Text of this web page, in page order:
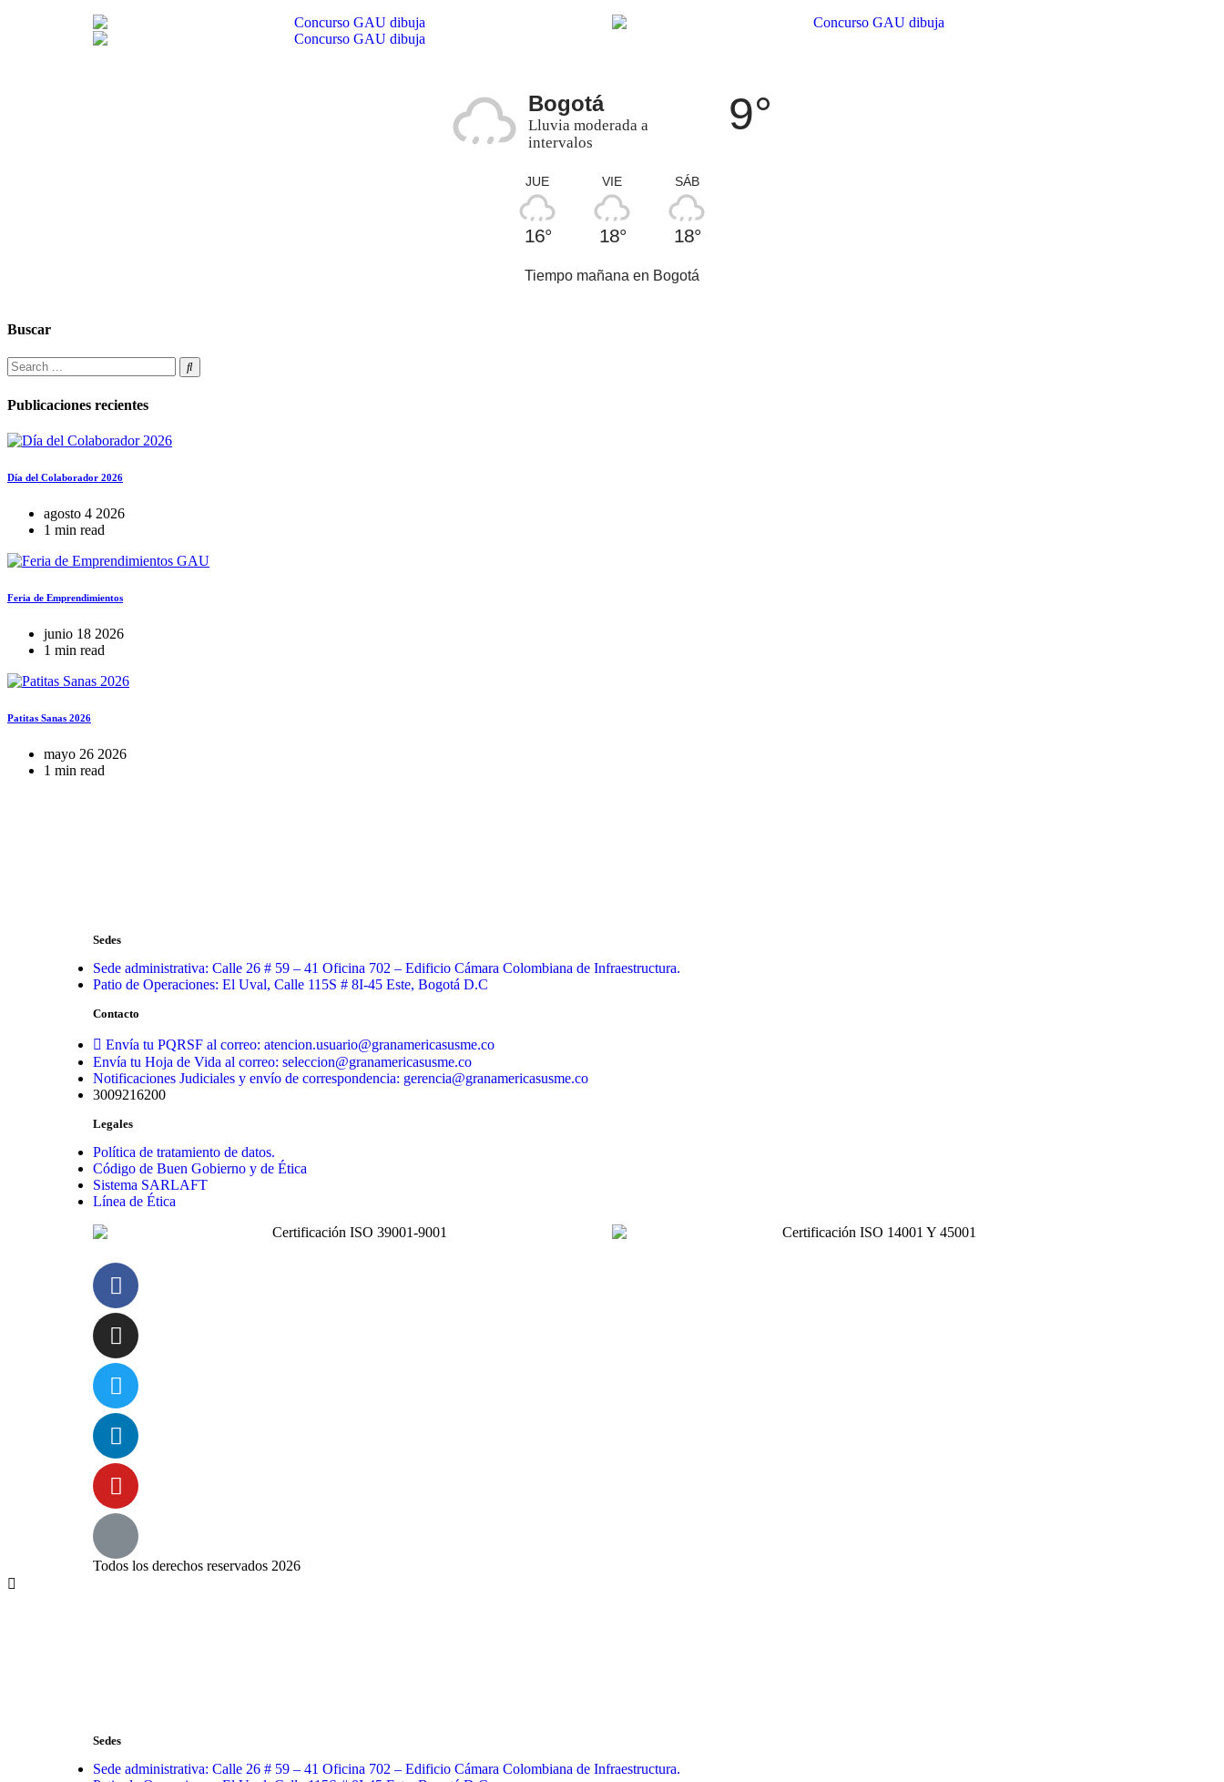
Bogotá
Lluvia moderada a
intervalos
9°
JUE
16°
VIE
18°
SÁB
18°
Tiempo mañana en Bogotá
Buscar
Publicaciones recientes
Día del Colaborador 2026
agosto 4 2026
1 min read
Feria de Emprendimientos
junio 18 2026
1 min read
Patitas Sanas 2026
mayo 26 2026
1 min read
Sedes
Sede administrativa: Calle 26 # 59 – 41 Oficina 702 – Edificio Cámara Colombiana de Infraestructura.
Patio de Operaciones: El Uval, Calle 115S # 8I-45 Este, Bogotá D.C
Contacto
Envía tu PQRSF al correo: atencion.usuario@granamericasusme.co
Envía tu Hoja de Vida al correo: seleccion@granamericasusme.co
Notificaciones Judiciales y envío de correspondencia: gerencia@granamericasusme.co
3009216200
Legales
Política de tratamiento de datos.
Código de Buen Gobierno y de Ética
Sistema SARLAFT
Línea de Ética
Todos los derechos reservados 2026
Sedes
Sede administrativa: Calle 26 # 59 – 41 Oficina 702 – Edificio Cámara Colombiana de Infraestructura.